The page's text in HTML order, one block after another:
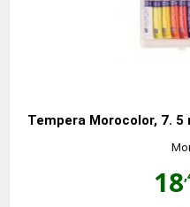
Tempera Morocolor, 7.
18